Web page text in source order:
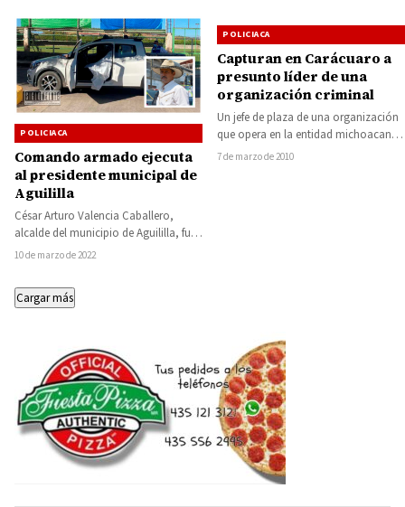
POLICIACA
Comando armado ejecuta
al presidente municipal de
Aguililla
César Arturo Valencia Caballero,
alcalde del municipio de Aguililla, fue
asesinado a balazos este jueves, a
10 de marzo de 2022
POLICIACA
Capturan en Carácuaro a
presunto líder de una
organización criminal
Un jefe de plaza de una organización
que opera en la entidad michoacana
fue detenido por elementos del…
7 de marzo de 2010
Cargar más